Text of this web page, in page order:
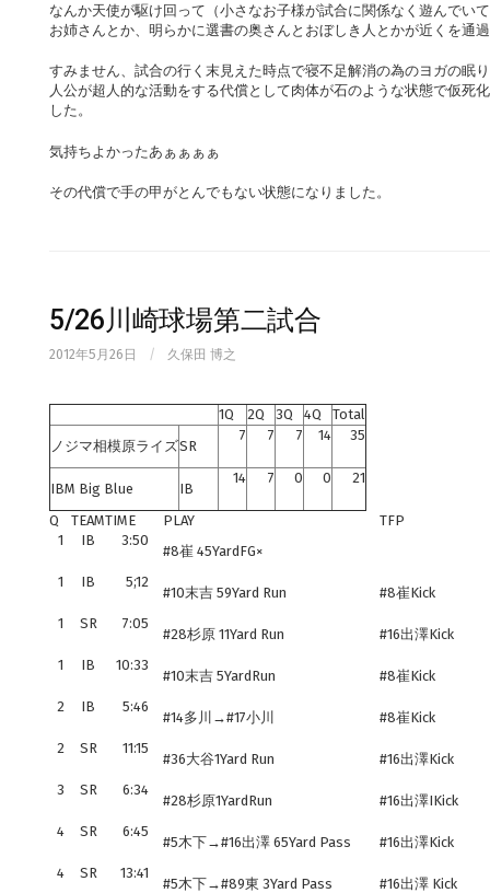
なんか天使が駆け回って（小さなお子様が試合に関係なく遊んでい
お姉さんとか、明らかに選書の奥さんとおぼしき人とかが近くを通
すみません、試合の行く末見えた時点で寝不足解消の為のヨガの眠
人公が超人的な活動をする代償として肉体が石のような状態で仮死
した。
気持ちよかったあぁぁぁぁ
その代償で手の甲がとんでもない状態になりました。
5/26川崎球場第二試合
2012年5月26日 / 久保田 博之
1Q 2Q 3Q 4Q
Total
ノジマ相模原ライズSR
7 7 7 14 35
IBM Big Blue IB
14 7 0 0 21
Q TEAMTIME PLAY
TFP
1
IB 3:50
#8崔 45YardFG×
1
IB 5;12
#10末吉 59Yard Run
#8崔Kick
1
SR 7:05
#28杉原 11Yard Run
#16出澤Kick
1
IB 10:33
#10末吉 5YardRun
#8崔Kick
2
IB 5:46
#14多川→#17小川
#8崔Kick
2
SR 11:15
#36大谷1Yard Run
#16出澤Kick
3
SR 6:34
#28杉原1YardRun
#16出澤IKick
4
SR 6:45
#5木下→#16出澤 65Yard Pass
#16出澤Kick
4
SR 13:41
#5木下→#89東 3Yard Pass
#16出澤 Kick